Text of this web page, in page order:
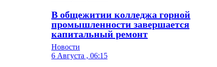
В общежитии колледжа горной
промышленности завершается
капитальный ремонт
Новости
6 Августа , 06:15